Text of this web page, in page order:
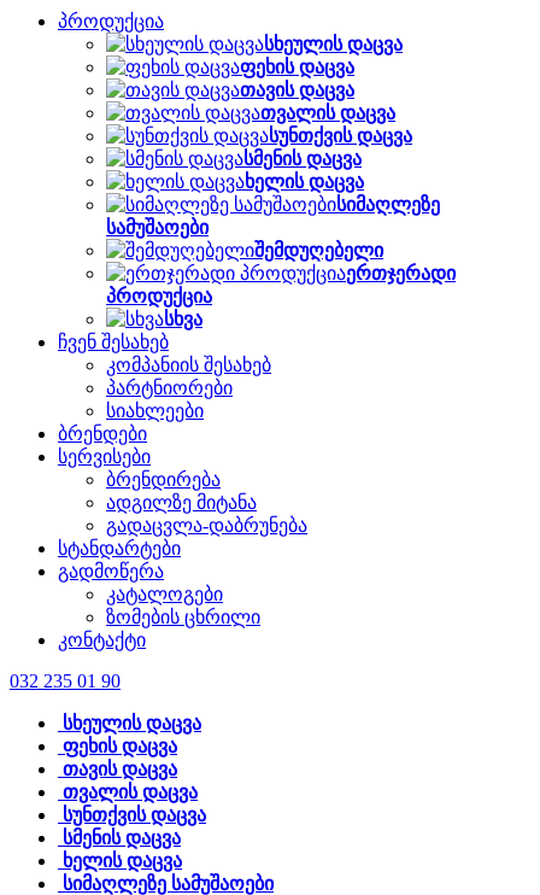
პროდუქცია
სხეულის დაცვა
ფეხის დაცვა
თავის დაცვა
თვალის დაცვა
სუნთქვის დაცვა
სმენის დაცვა
ხელის დაცვა
სიმაღლეზე
სამუშაოები
შემდუღებელი
ერთჯერადი
პროდუქცია
სხვა
ჩვენ შესახებ
კომპანიის შესახებ
პარტნიორები
სიახლეები
ბრენდები
სერვისები
ბრენდირება
ადგილზე მიტანა
გადაცვლა-დაბრუნება
სტანდარტები
გადმოწერა
კატალოგები
ზომების ცხრილი
კონტაქტი
032 235 01 90
სხეულის დაცვა
ფეხის დაცვა
თავის დაცვა
თვალის დაცვა
სუნთქვის დაცვა
სმენის დაცვა
ხელის დაცვა
სიმაღლეზე სამუშაოები